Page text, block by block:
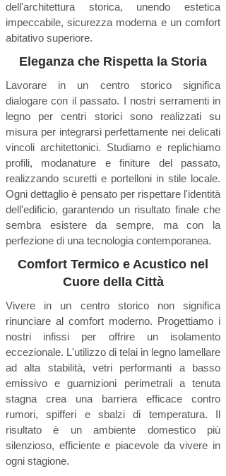
dell'architettura storica, unendo estetica
impeccabile, sicurezza moderna e un comfort
abitativo superiore.
Eleganza che Rispetta la Storia
Lavorare in un centro storico significa
dialogare con il passato. I nostri serramenti in
legno per centri storici sono realizzati su
misura per integrarsi perfettamente nei delicati
vincoli architettonici. Studiamo e replichiamo
profili, modanature e finiture del passato,
realizzando scuretti e portelloni in stile locale.
Ogni dettaglio è pensato per rispettare l'identità
dell'edificio, garantendo un risultato finale che
sembra esistere da sempre, ma con la
perfezione di una tecnologia contemporanea.
Comfort Termico e Acustico nel
Cuore della Città
Vivere in un centro storico non significa
rinunciare al comfort moderno. Progettiamo i
nostri infissi per offrire un isolamento
eccezionale. L'utilizzo di telai in legno lamellare
ad alta stabilità, vetri performanti a basso
emissivo e guarnizioni perimetrali a tenuta
stagna crea una barriera efficace contro
rumori, spifferi e sbalzi di temperatura. Il
risultato è un ambiente domestico più
silenzioso, efficiente e piacevole da vivere in
ogni stagione.